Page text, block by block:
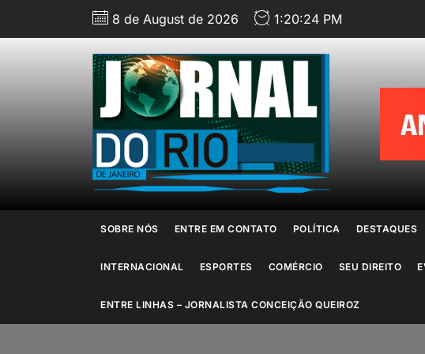
8 de August de 2026 1:20:26 PM
do
Rio
de
SOBRE NÓS ENTRE EM CONTATO POLÍTICA DESTAQUES
INTERNACIONAL ESPORTES COMÉRCIO SEU DIREITO
ENTRE LINHAS – JORNALISTA CONCEIÇÃO QUEIROZ